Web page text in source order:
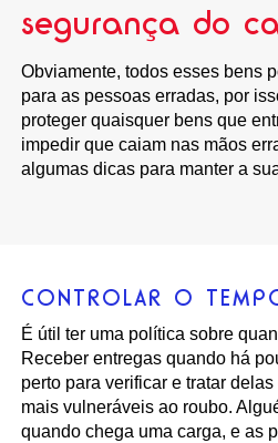
segurança do
Obviamente, todos esses bens
para as pessoas erradas, por
proteger quaisquer bens que
impedir que caiam nas mãos
algumas dicas para manter a
CONTROLAR O
É útil ter uma política sobre
Receber entregas quando há
perto para verificar e tratar
mais vulneráveis ao roubo.
quando chega uma carga, e as